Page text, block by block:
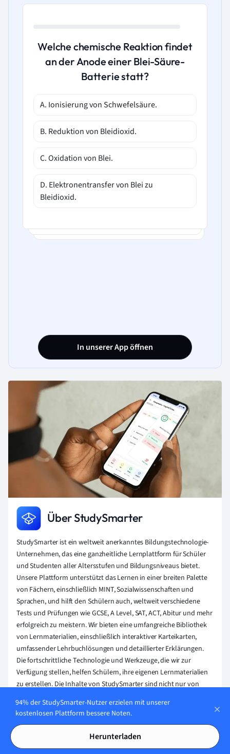
Welche chemische Reaktion findet
an der Anode einer Blei-Säure-
Batterie statt?
A. Ionisierung von Schwefelsäure.
B. Reduktion von Bleidioxid.
C. Oxidation von Blei.
D. Elektronentransfer von Blei zu
Bleidioxid.
In unserer App öffnen
Über StudySmarter
StudySmarter ist ein weltweit anerkanntes Bildungstechnologie-
Unternehmen, das eine ganzheitliche Lernplattform für Schüler
und Studenten aller Altersstufen und Bildungsniveaus bietet.
Unsere Plattform unterstützt das Lernen in einer breiten Palette
von Fächern, einschließlich MINT, Sozialwissenschaften und
Sprachen, und hilft den Schülern auch, weltweit verschiedene
Tests und Prüfungen wie GCSE, A Level, SAT, ACT, Abitur und mehr
erfolgreich zu meistern. Wir bieten eine umfangreiche Bibliothek
von Lernmaterialien, einschließlich interaktiver Karteikarten,
umfassender Lehrbuchlösungen und detaillierter Erklärungen.
Die fortschrittliche Technologie und Werkzeuge, die wir zur
Verfügung stellen, helfen Schülern, ihre eigenen Lernmaterialien
zu erstellen. Die Inhalte von StudySmarter sind nicht nur von
um Genauigkeit und Relevanz zu gewährleisten.
94% der StudySmarter-Nutzer erzielen mit unserer
kostenlosen Plattform bessere Noten.
Herunterladen